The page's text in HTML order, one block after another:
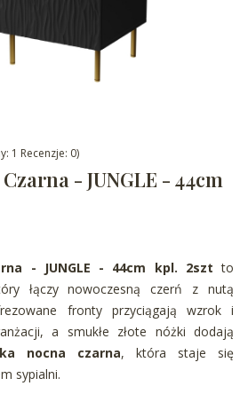
1 Recenzje: 0)
- JUNGLE - 44cm
- JUNGLE - 44cm kpl. 2szt to
łączy nowoczesną czerń z nutą
fronty przyciągają wzrok i
a smukłe złote nóżki dodają
nocna czarna, która staje się
sypialni.